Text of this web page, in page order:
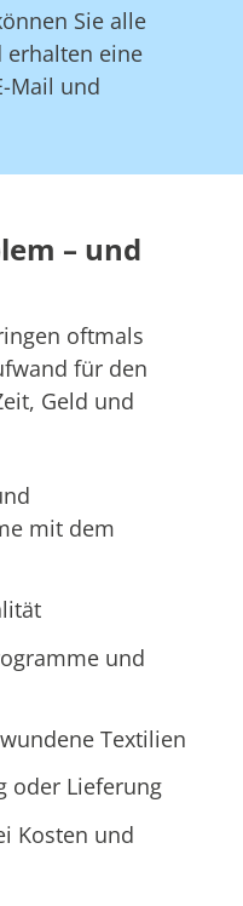
Sie alle
erhalten eine
Mail und
– und
oftmals
für den
Geld und
mit dem
und
Textilien
oder Lieferung
Kosten und